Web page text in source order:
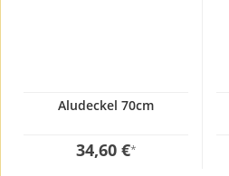
Aludeckel 70cm
34,60 €*